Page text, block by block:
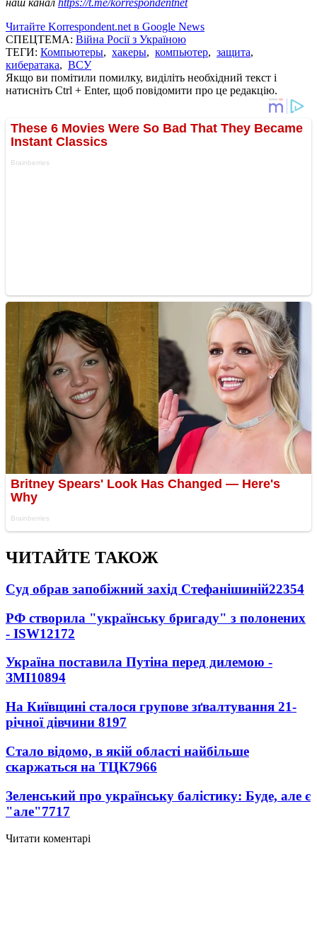
Читайте Korrespondent.net в Google News
СПЕЦТЕМА: Війна Росії з Україною
ТЕГИ: Компьютеры, хакеры, компьютер, защита,
кибератака, ВСУ
Якщо ви помітили помилку, виділіть необхідний текст і
натисніть Ctrl + Enter, щоб повідомити про це редакцію.
ЧИТАЙТЕ ТАКОЖ
Суд обрав запобіжний захід Стефанішиній22354
РФ створила "українську бригаду" з полонених
- ISW12172
Україна поставила Путіна перед дилемою -
ЗМІ10894
На Київщині сталося групове зґвалтування 21-
річної дівчини 8197
Стало відомо, в якій області найбільше
скаржаться на ТЦК7966
Зеленський про українську балістику: Буде, але є
"але"7717
Читати коментарі